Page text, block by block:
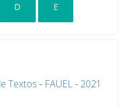
D E
Textos - FAUEL- 2021